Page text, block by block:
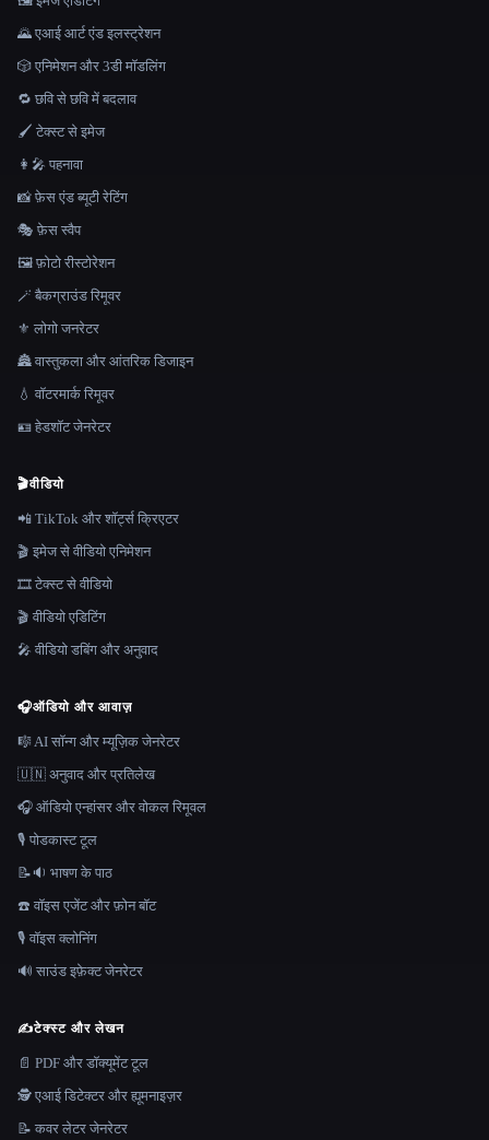
🌄 एआई आर्ट एंड इलस्ट्रेशन
🎲 एनिमेशन और 3डी मॉडलिंग
🔁 छवि से छवि में बदलाव
🖌️ टेक्स्ट से इमेज
👩‍🎤 पहनावा
📸 फ़ेस एंड ब्यूटी रेटिंग
🎭 फ़ेस स्वैप
🖼️ फ़ोटो रीस्टोरेशन
🪄 बैकग्राउंड रिमूवर
⚜️ लोगो जनरेटर
🏯 वास्तुकला और आंतरिक डिजाइन
💧 वॉटरमार्क रिमूवर
🪪 हेडशॉट जेनरेटर
🎬वीडियो
📲 TikTok और शॉर्ट्स क्रिएटर
🎬 इमेज से वीडियो एनिमेशन
🎞️ टेक्स्ट से वीडियो
🎬 वीडियो एडिटिंग
🎤 वीडियो डबिंग और अनुवाद
🎧ऑडियो और आवाज़
🎼 AI सॉन्ग और म्यूज़िक जेनरेटर
🇺🇳 अनुवाद और प्रतिलेख
🎧 ऑडियो एन्हांसर और वोकल रिमूवल
🎙️ पोडकास्ट टूल
📝🔉 भाषण के पाठ
☎️ वॉइस एजेंट और फ़ोन बॉट
🎙️ वॉइस क्लोनिंग
🔊 साउंड इफ़ेक्ट जेनरेटर
✍️टेक्स्ट और लेखन
📄 PDF और डॉक्यूमेंट टूल
🕵️ एआई डिटेक्टर और ह्यूमनाइज़र
📝 कवर लेटर जेनरेटर